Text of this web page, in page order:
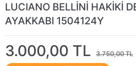
LUCIANO BELLİNİ HAKİKİ
AYAKKABI 1504124Y
3.000,00 TL 3.750,00 TL